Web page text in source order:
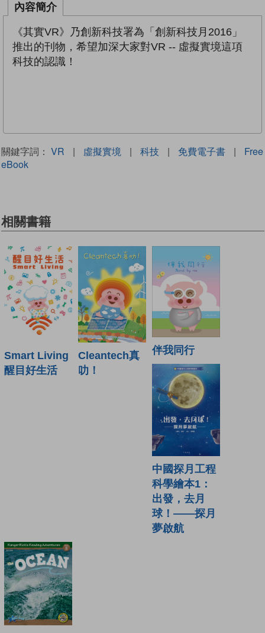
內容簡介
《其實VR》乃創新科技署為「創新科技月2016」
推出的刊物，希望加深大家對VR -- 虛擬實境這項
科技的認識！
關鍵字詞： VR | 虛擬實境 | 科技 | 免費電子書 |
Free
eBook
相關書籍
Smart Living
醒目好生活
Cleantech真
叻！
伴我同行
中國探月工程
科學繪本1：
出發，去月
球！——探月
夢啟航